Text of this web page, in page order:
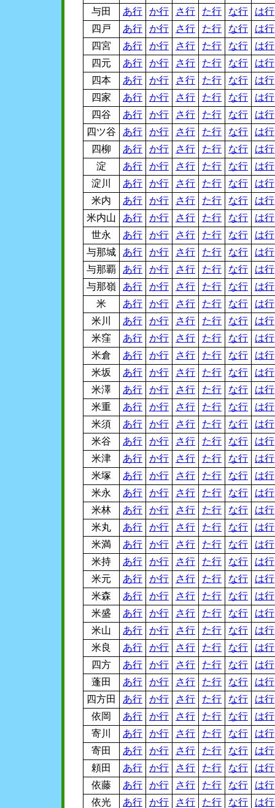
与田
あ行 か行 さ行 た行 な行
は行
四戸
あ行 か行 さ行 た行 な行
は行
四宮
あ行 か行 さ行 た行 な行
は行
四元
あ行 か行 さ行 た行 な行
は行
四本
あ行 か行 さ行 た行 な行
は行
四家
あ行 か行 さ行 た行 な行
は行
四谷
あ行 か行 さ行 た行 な行
は行
四ツ谷
あ行 か行 さ行 た行 な行
は行
四柳
あ行 か行 さ行 た行 な行
は行
淀
あ行 か行 さ行 た行 な行
は行
淀川
あ行 か行 さ行 た行 な行
は行
米内
あ行 か行 さ行 た行 な行
は行
米内山
あ行 か行 さ行 た行 な行
は行
世永
あ行 か行 さ行 た行 な行
は行
与那城
あ行 か行 さ行 た行 な行
は行
与那覇
あ行 か行 さ行 た行 な行
は行
与那嶺
あ行 か行 さ行 た行 な行
は行
米
あ行 か行 さ行 た行 な行
は行
米川
あ行 か行 さ行 た行 な行
は行
米窪
あ行 か行 さ行 た行 な行
は行
米倉
あ行 か行 さ行 た行 な行
は行
米坂
あ行 か行 さ行 た行 な行
は行
米澤
あ行 か行 さ行 た行 な行
は行
米重
あ行 か行 さ行 た行 な行
は行
米須
あ行 か行 さ行 た行 な行
は行
米谷
あ行 か行 さ行 た行 な行
は行
米津
あ行 か行 さ行 た行 な行
は行
米塚
あ行 か行 さ行 た行 な行
は行
米永
あ行 か行 さ行 た行 な行
は行
米林
あ行 か行 さ行 た行 な行
は行
米丸
あ行 か行 さ行 た行 な行
は行
米満
あ行 か行 さ行 た行 な行
は行
米持
あ行 か行 さ行 た行 な行
は行
米元
あ行 か行 さ行 た行 な行
は行
米森
あ行 か行 さ行 た行 な行
は行
米盛
あ行 か行 さ行 た行 な行
は行
米山
あ行 か行 さ行 た行 な行
は行
米良
あ行 か行 さ行 た行 な行
は行
四方
あ行 か行 さ行 た行 な行
は行
蓬田
あ行 か行 さ行 た行 な行
は行
四方田
あ行 か行 さ行 た行 な行
は行
依岡
あ行 か行 さ行 た行 な行
は行
寄川
あ行 か行 さ行 た行 な行
は行
寄田
あ行 か行 さ行 た行 な行
は行
頼田
あ行 か行 さ行 た行 な行
は行
依藤
あ行 か行 さ行 た行 な行
は行
依光
あ行 か行 さ行 た行 な行
は行